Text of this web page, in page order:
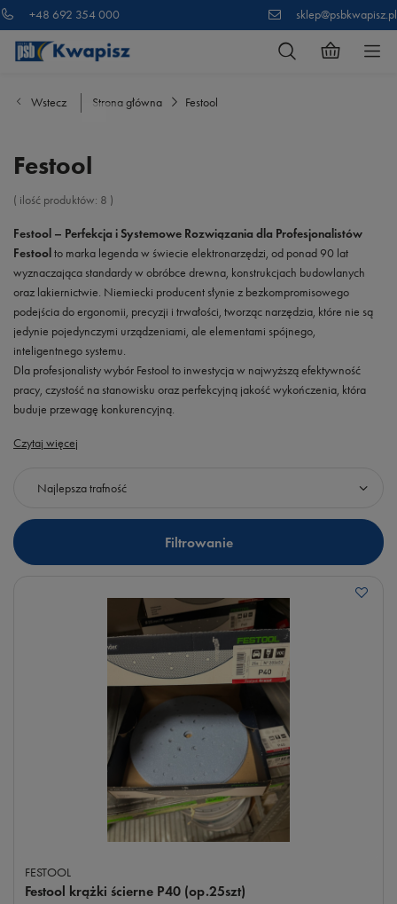
+48 692 354 000 sklep@psbkwapisz.pl
Wstecz Strona główna Festool
Festool
( ilość produktów: 8 )
Festool – Perfekcja i Systemowe Rozwiązania dla Profesjonalistów
Festool to marka legenda w świecie elektronarzędzi, od ponad 90 lat
wyznaczająca standardy w obróbce drewna, konstrukcjach budowlanych
oraz lakiernictwie. Niemiecki producent słynie z bezkompromisowego
podejścia do ergonomii, precyzji i trwałości, tworząc narzędzia, które nie są
jedynie pojedynczymi urządzeniami, ale elementami spójnego,
inteligentnego systemu.
Dla profesjonalisty wybór Festool to inwestycja w najwyższą efektywność
pracy, czystość na stanowisku oraz perfekcyjną jakość wykończenia, która
buduje przewagę konkurencyjną.
Czytaj więcej
Zmień sortowanie
Najlepsza trafność
Filtrowanie
FESTOOL
Festool krążki ścierne P40 (op.25szt)